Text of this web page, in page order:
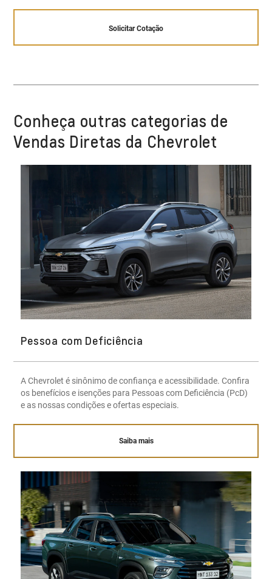
Solicitar Cotação
Conheça outras categorias de
Vendas Diretas da Chevrolet
Pessoa com Deficiência
A Chevrolet é sinônimo de confiança e acessibilidade. Confira
os benefícios e isenções para Pessoas com Deficiência (PcD)
e as nossas condições e ofertas especiais.
Saiba mais